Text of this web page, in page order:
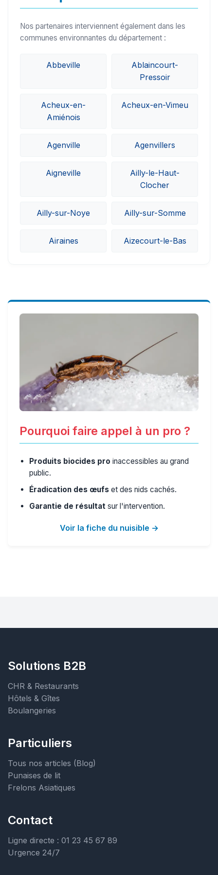
Nos partenaires interviennent également dans les
communes environnantes du département :
Abbeville
Ablaincourt-
Pressoir
Acheux-en-
Amiénois
Acheux-en-Vimeu
Agenville Agenvillers
Aigneville
Ailly-le-Haut-
Clocher
Ailly-sur-Noye Ailly-sur-Somme
Airaines Aizecourt-le-Bas
Pourquoi faire appel à un pro ?
Produits biocides pro inaccessibles au grand
public.
Éradication des œufs et des nids cachés.
Garantie de résultat sur l'intervention.
Voir la fiche du nuisible →
Solutions B2B
CHR & Restaurants
Hôtels & Gîtes
Boulangeries
Particuliers
Tous nos articles (Blog)
Punaises de lit
Frelons Asiatiques
Contact
Ligne directe : 01 23 45 67 89
Urgence 24/7